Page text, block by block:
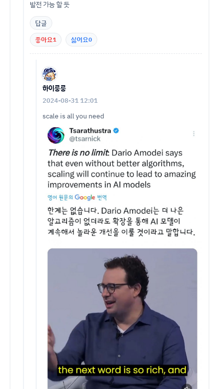
발전 가능 할 듯
답글
좋아요1 싫어요0
하이룽룽
2024-08-31 12:01
scale is all you need